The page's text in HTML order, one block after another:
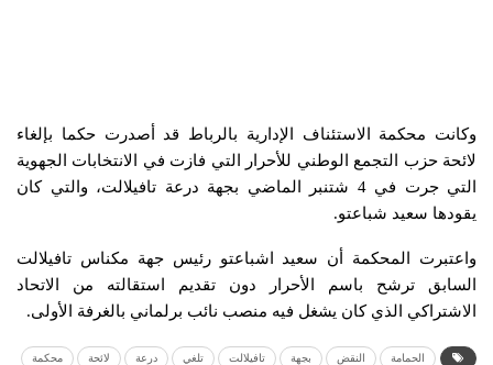
وكانت محكمة الاستئناف الإدارية بالرباط قد أصدرت حكما بإلغاء
لائحة حزب التجمع الوطني للأحرار التي فازت في الانتخابات الجهوية
التي جرت في 4 شتنبر الماضي بجهة درعة تافيلالت، والتي كان
يقودها سعيد شباعتو.
واعتبرت المحكمة أن سعيد اشباعتو رئيس جهة مكناس تافيلالت
السابق ترشح باسم الأحرار دون تقديم استقالته من الاتحاد
الاشتراكي الذي كان يشغل فيه منصب نائب برلماني بالغرفة الأولى.
الحمامة النقض بجهة تافيلالت تلغي درعة لائحة محكمة